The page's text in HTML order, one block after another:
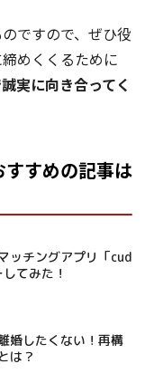
ですので、ぜひ役
めくくるために
実に向き合ってく
すめの記事は
ッチングアプリ「cud
てみた！
婚したくない！再構
は？